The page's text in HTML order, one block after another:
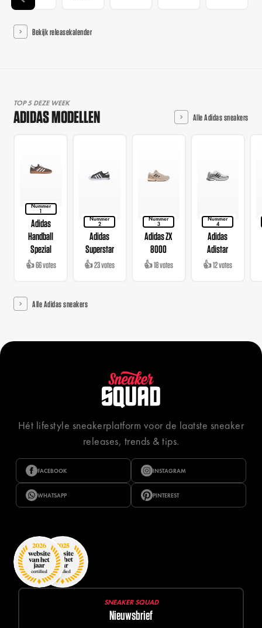
Bekijk releasekalender
TOP 5 DEZE WEEK
ADIDAS MODELLEN Alle Adidas sneakers
Nummer
1
Adidas
Handball
Spezial
👍 66 votes
Nummer
2
Adidas
Superstar
👍 23 votes
Nummer
3
Adidas ZX
8000
👍 18 votes
Nummer
4
Adidas
Adistar
👍 12 votes
Alle Adidas sneakers
Hét lifestyle sneakerplatform voor de laatste sneaker
releases, trends & tips.
FACEBOOK INSTAGRAM
WHATSAPP PINTEREST
SNEAKER SQUAD
Nieuwsbrief